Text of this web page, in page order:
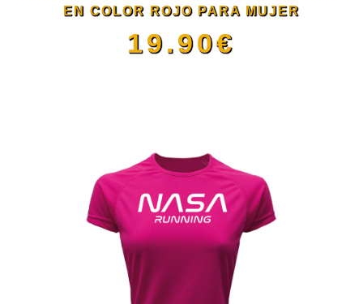
pueden
elegir
la
página
de
producto
EN COLOR ROJO PARA MUJER
19.90€
tiene
múltiples
variantes.